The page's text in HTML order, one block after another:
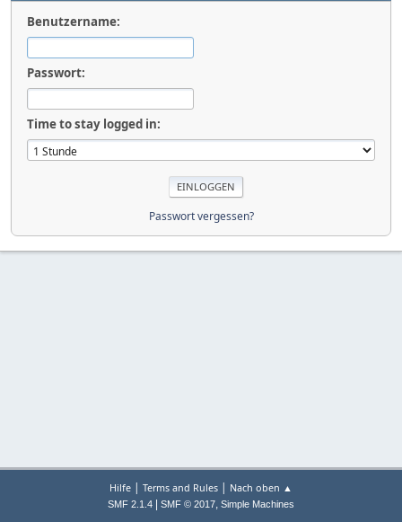
Benutzername:
Passwort:
Time to stay logged in:
Passwort vergessen?
Hilfe | Terms and Rules | Nach oben ▲
SMF 2.1.4 SMF © 2017, Simple Machines